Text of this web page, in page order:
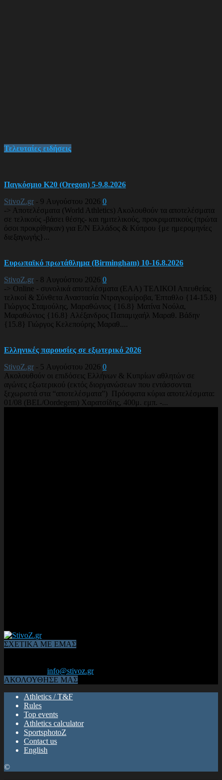
Τελευταίες ειδήσεις
Παγκόσμιο Κ20 (Oregon) 5-9.8.2026
StivoZ.gr - 9 Αυγούστου 2026 0
-> Αποτελέσματα (World Athletics) Ακολουθούν τα αποτελέσματα
σε τελικούς -βάσει θέσης- και ημιτελικούς, προκριματικούς (πρώτα
όσοι προκρίθηκαν) για Ε/Ν Ελλάδος & Κύπρου {με ημερομηνίες
διεξαγωγής}...
Ευρωπαϊκό πρωτάθλημα (Birmingham) 10-16.8.2026
StivoZ.gr - 8 Αυγούστου 2026 0
-> Online - συνολικά αποτελέσματα (EAA) ΤΕΛΙΚΟΙ Απευθείας
τελικοί & Σύνθετα Αναστασία Ντραγκομίροβα, Έπταθλο {14-15.8}
Γιώργος Σταμούλης, Μαραθώνιος {16.8} Ματίνα Νούλα,
Μαραθώνιος {16.8} Αλέξανδρος Παπαμιχαήλ Μαραθ. Βάδην
{15.8} Γιώργος Κελεπούρης Μαραθ....
Ελληνικές παρουσίες σε εξωτερικό 2026
StivoZ.gr - 5 Αυγούστου 2026 0
Ακολουθούν οι επιδόσεις Ελλήνων & Κυπρίων αθλητών σε
αγώνες εξωτερικού (εκτός διοργανώσεων που εντάσσονται
ξεχωριστά στα “αποτελέσματα”) Πρόσφατα κύρια αποτελέσματα:
01/08 (BEL/Oordegem) Χαρατσίδης, 400μ. εμπ. -...
ΣΧΕΤΙΚΑ ΜΕ ΕΜΑΣ
info@stivoz.gr
ΑΚΟΛΟΥΘΗΣΕ ΜΑΣ
Athletics / T&F
Rules
Top events
Athletics calculator
SportsphotoZ
Contact us
English
©